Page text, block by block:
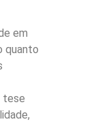
em
quanto
tese